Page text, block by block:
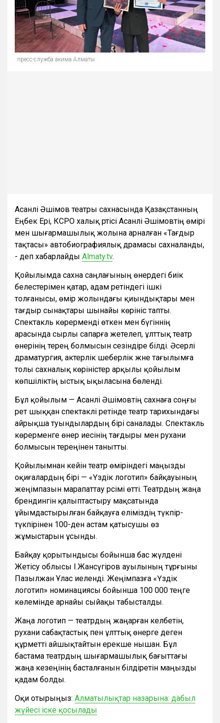
пресс-служба акима Алматы
Асанәлі Әшімов театры сахнасында Қазақстанның
Еңбек Ері, КСРО халық әртісі Асанәлі Әшімовтің өмірі
мен шығармашылық жолына арналған «Тағдыр
тақтасы» автобиографиялық драмасы сахналанды,
- деп хабарлайды Аlmaty.tv.
Қойылымда сахна саңлағының өнердегі биік
белестерімен қатар, адам ретіндегі ішкі
толғанысы, өмір жолындағы қиындықтары мен
тағдыр сынақтары шынайы көрініс тапты.
Спектакль көрерменді өткен мен бүгіннің
арасында сырлы сапарға жетелеп, ұлттық театр
өнерінің терең болмысын сезіндіре білді. Әсерлі
драматургия, актерлік шеберлік және тағылымға
толы сахналық көріністер арқылы қойылым
көпшіліктің ыстық ықыласына бөленді.
Бұл қойылым — Асанәлі Әшімовтің сахнаға соңғы
рет шыққан спектаклі ретінде театр тарихындағы
айрықша туындылардың бірі саналады. Спектакль
көрерменге өнер иесінің тағдыры мен рухани
болмысын тереңінен танытты.
Қойылымнан кейін театр өміріндегі маңызды
оқиғалардың бірі — «Үздік логотип» байқауының
жеңімпазын марапаттау рәсімі өтті. Театрдың жаңа
брендингін қалыптастыру мақсатында
ұйымдастырылған байқауға еліміздің түкпір-
түкпірінен 100-ден астам қатысушы өз
жұмыстарын ұсынды.
Байқау қорытындысы бойынша бас жүлдені
Жетісу облысы І.Жансүгіров ауылының тұрғыны
Пазылжан Ұлас иеленді. Жеңімпазға «Үздік
логотип» номинациясы бойынша 100 000 теңге
көлемінде арнайы сыйақы табысталды.
Жаңа логотип — театрдың жаңарған келбетін,
рухани сабақтастық пен ұлттық өнерге деген
құрметті айшықтайтын ерекше нышан. Бұл
бастама театрдың шығармашылық бағыттағы
жаңа кезеңінің басталғанын білдіретін маңызды
қадам болды.
Оқи отырыңыз: Алматылықтар назарына: дабыл
жүйесі іске қосылады